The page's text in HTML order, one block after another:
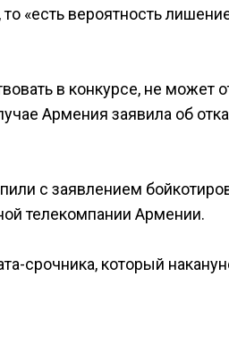
«есть вероятность
в конкурсе, не может
Армения заявила об
с заявлением
телекомпании Армении.
срочника, который